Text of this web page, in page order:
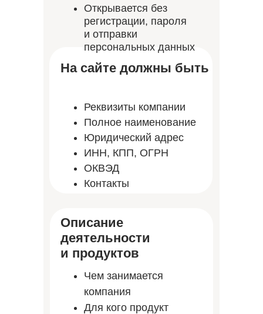
Открывается без
регистрации, пароля
и отправки
персональных данных
Чем занимается
компания
Для кого продукт
Описание
деятельности
и продуктов
Реквизиты компании
Полное наименование
Юридический адрес
ИНН, КПП, ОГРН
ОКВЭД
Контакты
На сайте должны быть